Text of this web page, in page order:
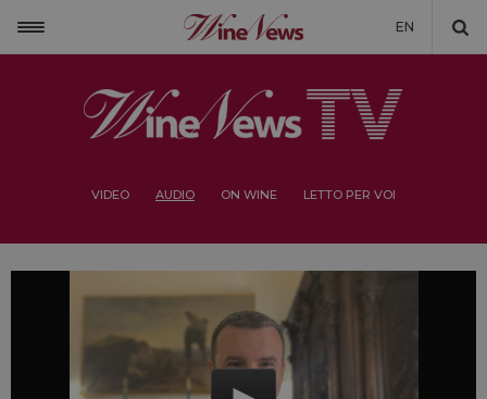
EN
VIDEO AUDIO ON WINE LETTO PER VOI